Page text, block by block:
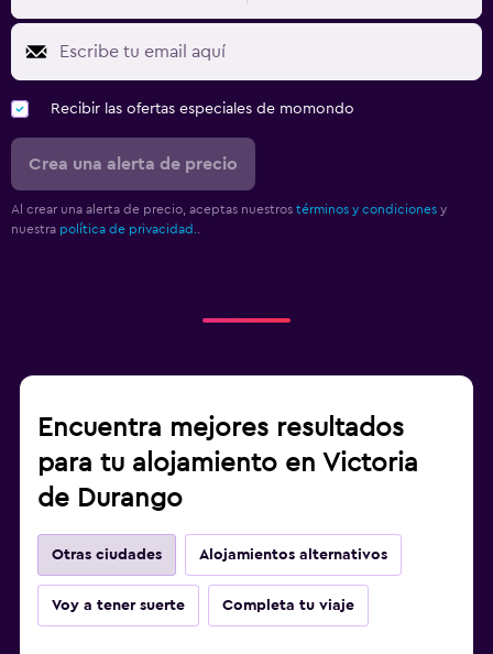
Recibir las ofertas especiales de momondo
Crea una alerta de precio
Al crear una alerta de precio, aceptas nuestros términos y condiciones y
nuestra política de privacidad.
Encuentra mejores resultados
para tu alojamiento en Victoria
de Durango
Otras ciudades Alojamientos alternativos
Voy a tener suerte Completa tu viaje